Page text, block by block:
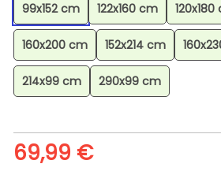
99x152 cm
122x160 cm
160x200 cm 152x214 cm
214x99 cm 290x99 cm
69,99 €